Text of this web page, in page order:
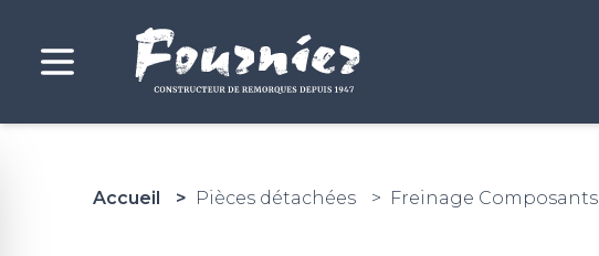
Accueil Pièces détachées Freinage Composants